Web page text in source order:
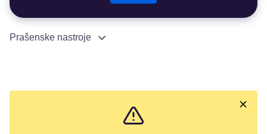
Prašenske nastroje